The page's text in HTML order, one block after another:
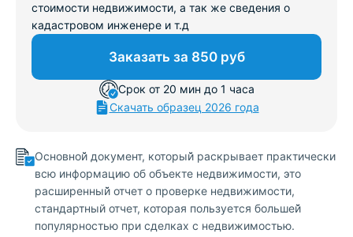
стоимости недвижимости, а так же сведения о
кадастровом инженере и т.д
Заказать за 850 руб
Срок от 20 мин до 1 часа
Скачать образец 2026 года
Основной̆ документ, который̆ раскрывает практически
всю информацию об объекте недвижимости, это
расширенный̆ отчет о проверке недвижимости,
стандартный отчет, которая пользуется большей̆
популярностью при сделках с недвижимостью.